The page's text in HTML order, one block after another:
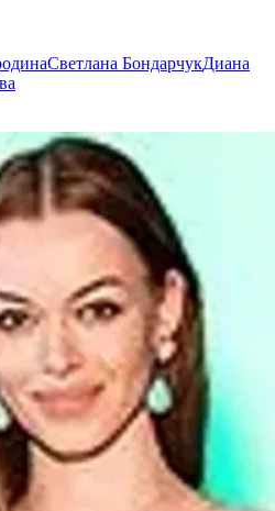
Светлана БондарчукДиана